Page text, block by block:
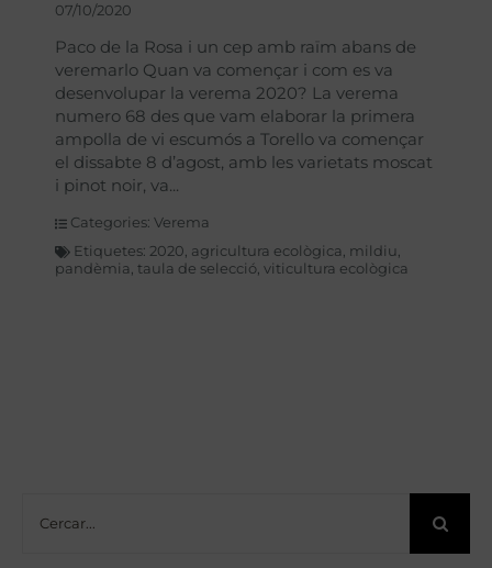
07/10/2020
Paco de la Rosa i un cep amb raïm abans de
veremarlo Quan va començar i com es va
desenvolupar la verema 2020? La verema
numero 68 des que vam elaborar la primera
ampolla de vi escumós a Torello va començar
el dissabte 8 d’agost, amb les varietats moscat
i pinot noir, va
Categories: Verema
Etiquetes: 2020 agricultura ecològica mildiu
pandèmia taula de selecció, viticultura ecològica